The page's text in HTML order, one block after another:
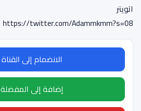
اتويتر
https://twitter.com/Adammkmm?s=08
الانضمام إلى القناة
إضافة إلى المفضلة